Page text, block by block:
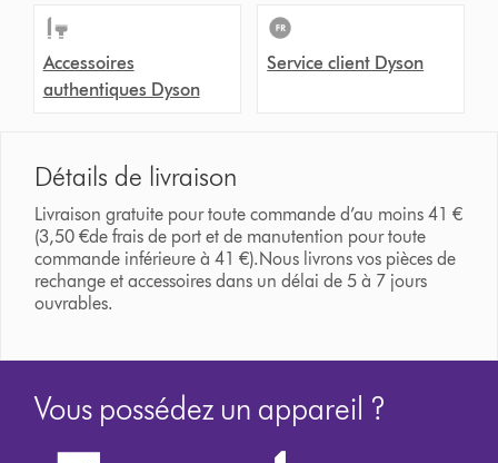
Accessoires
authentiques Dyson
Service client Dyson
Détails de livraison
Livraison gratuite pour toute commande d’au moins 41 €
(3,50 €de frais de port et de manutention pour toute
commande inférieure à 41 €).Nous livrons vos pièces de
rechange et accessoires dans un délai de 5 à 7 jours
ouvrables.
Vous possédez un appareil ?